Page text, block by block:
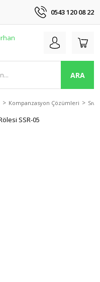
0543 120 08 22
ARA
Kompanzasyon Çözümleri